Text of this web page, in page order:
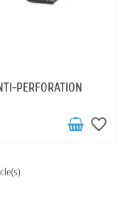
PERFORATION
favorite_border